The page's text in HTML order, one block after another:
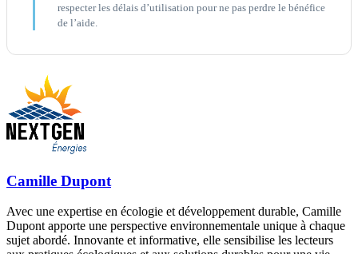
respecter les délais d’utilisation pour ne pas perdre le bénéfice
de l’aide.
Camille Dupont
Avec une expertise en écologie et développement durable, Camille
Dupont apporte une perspective environnementale unique à chaque
sujet abordé. Innovante et informative, elle sensibilise les lecteurs